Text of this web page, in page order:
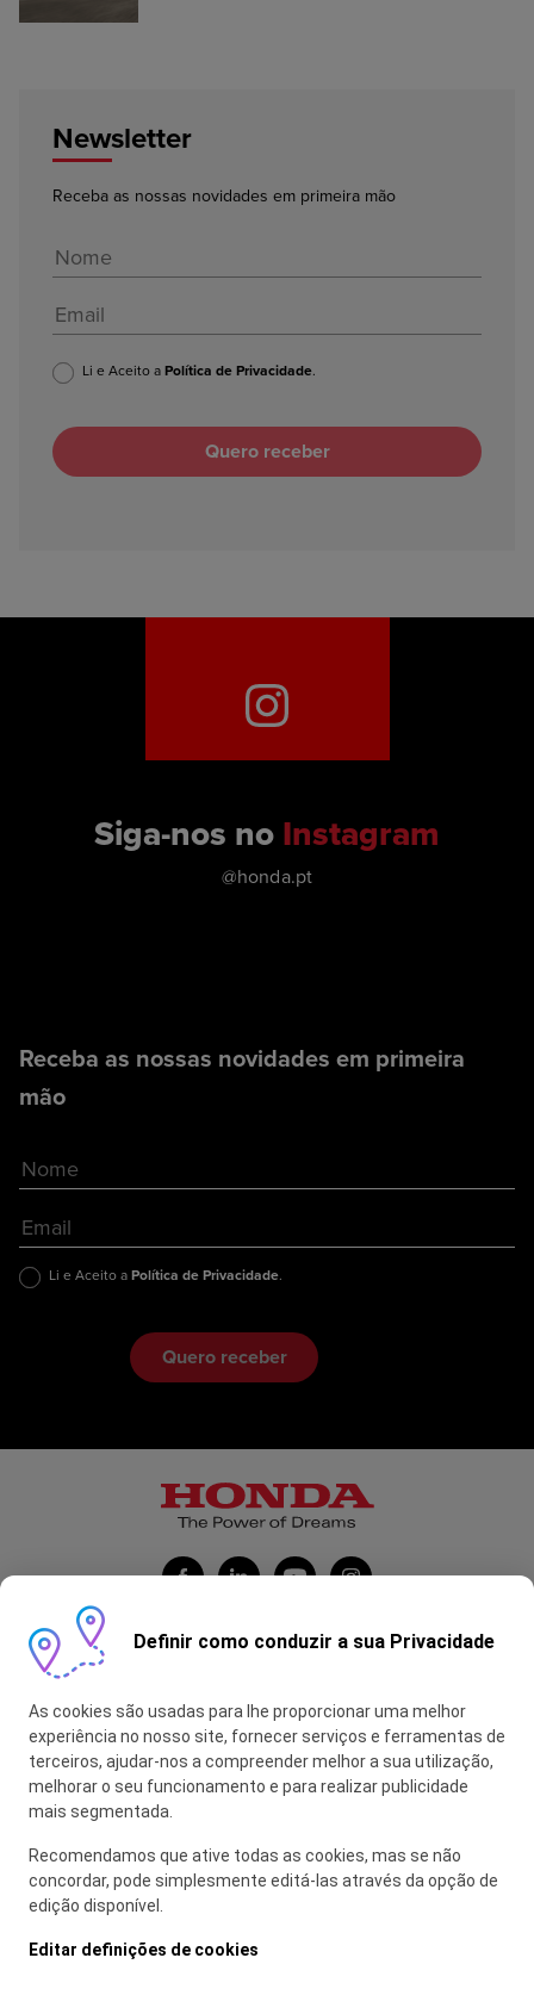
Newsletter
Receba as nossas novidades em primeira mão
Li e Aceito a Política de Privacidade.
Siga-nos no Instagram
@honda.pt
Receba as nossas novidades em primeira
mão
Li e Aceito a Política de Privacidade.
Honda Portugal Automóveis
Contas Feitas
myHONDA
Glossário
Política de Utilização de Cookies
Definir como conduzir a sua Privacidade
As cookies são usadas para lhe proporcionar uma melhor
experiência no nosso site, fornecer serviços e ferramentas de
terceiros, ajudar-nos a compreender melhor a sua utilização,
melhorar o seu funcionamento e para realizar publicidade
mais segmentada.
Recomendamos que ative todas as cookies, mas se não
concordar, pode simplesmente editá-las através da opção de
edição disponível.
Editar definições de cookies